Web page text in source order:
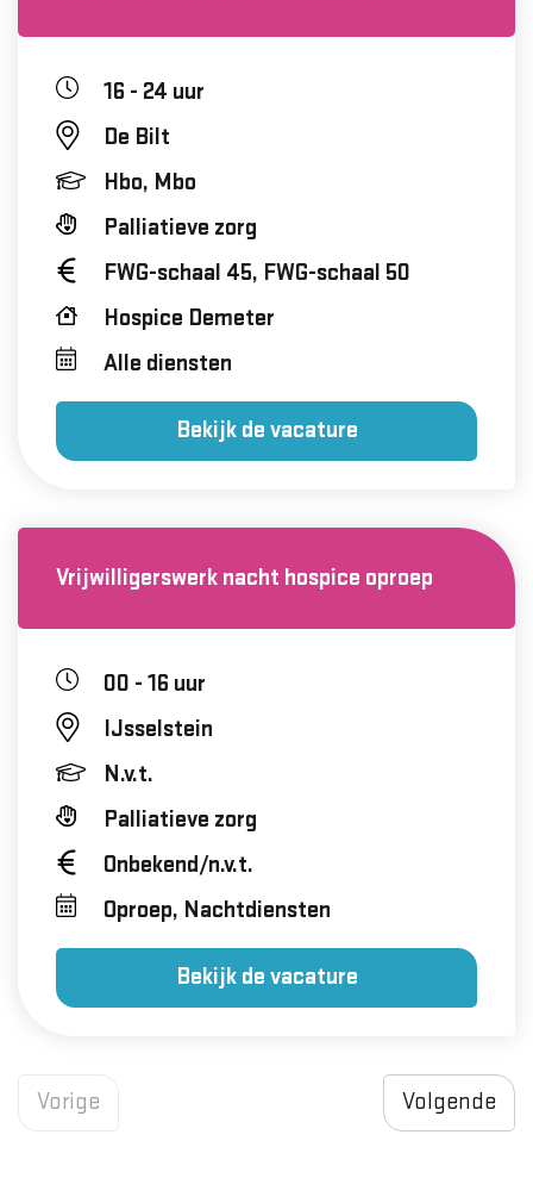
16 - 24 uur
De Bilt
Hbo, Mbo
Palliatieve zorg
FWG-schaal 45, FWG-schaal 50
Hospice Demeter
Alle diensten
Bekijk de vacature
Vrijwilligerswerk nacht hospice oproep
00 - 16 uur
IJsselstein
N.v.t.
Palliatieve zorg
Onbekend/n.v.t.
Oproep, Nachtdiensten
Bekijk de vacature
Vorige Volgende